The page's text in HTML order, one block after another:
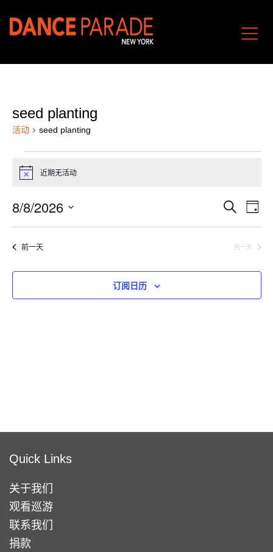
seed planting
活动 seed planting
月
2026
活
动
Notice 近期无活动
活
动
搜
索
和
图
搜
活
图
航
日
8/8/2026
选
期
前一天 后一天
订阅日历
Quick Links
关于我们
观看巡游
联系我们
捐款